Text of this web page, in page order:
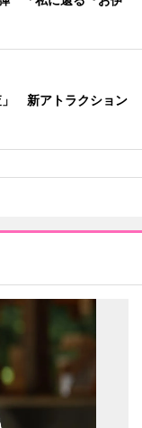
」 新アトラクション